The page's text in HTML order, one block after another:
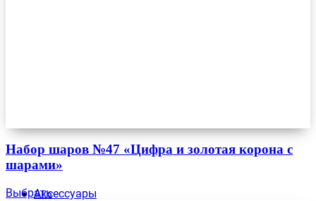
Аксессуары
Набор шаров №47 «Цифра и золотая корона с
шарами»
Выбрать